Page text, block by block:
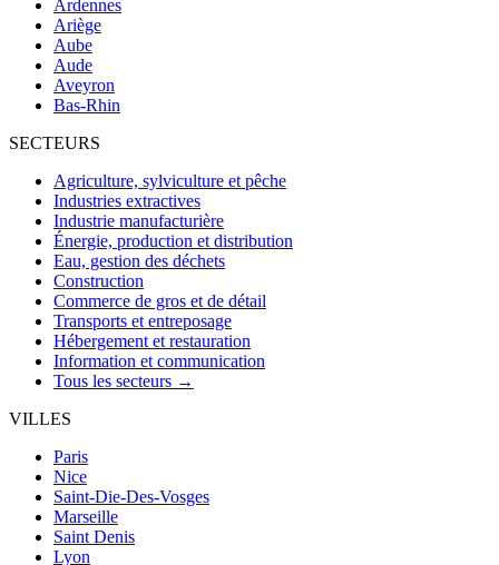
Ardennes
Ariège
Aube
Aude
Aveyron
Bas-Rhin
SECTEURS
Agriculture, sylviculture et pêche
Industries extractives
Industrie manufacturière
Énergie, production et distribution
Eau, gestion des déchets
Construction
Commerce de gros et de détail
Transports et entreposage
Hébergement et restauration
Information et communication
Tous les secteurs →
VILLES
Paris
Nice
Saint-Die-Des-Vosges
Marseille
Saint Denis
Lyon